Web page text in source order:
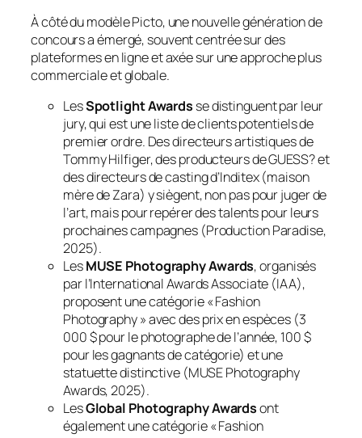
À côté du modèle Picto, une nouvelle génération de
concours a émergé, souvent centrée sur des
plateformes en ligne et axée sur une approche plus
commerciale et globale.
LesSpotlight Awards se distinguent par leur
jury, qui est une liste de clients potentiels de
premier ordre. Des directeurs artistiques de
Tommy Hilfiger, des producteurs de GUESS? et
des directeurs de casting d’Inditex (maison
mère de Zara) y siègent, non pas pour juger de
l’art, mais pour repérer des talents pour leurs
prochaines campagnes (Production Paradise,
2025).
LesMUSE Photography Awards, organisés
par l’International Awards Associate (IAA),
proposent une catégorie « Fashion
Photography » avec des prix en espèces (3
000 $ pour le photographe de l’année, 100 $
pour les gagnants de catégorie) et une
statuette distinctive (MUSE Photography
Awards, 2025).
LesGlobal Photography Awardsont
également une catégorie « Fashion